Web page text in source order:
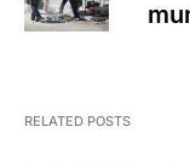
RELATED POSTS